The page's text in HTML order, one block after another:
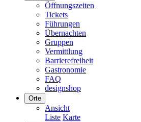
Öffnungszeiten
Tickets
Führungen
Übernachten
Gruppen
Vermittlung
Barrierefreiheit
Gastronomie
FAQ
designshop
Orte
Ansicht
Liste Karte